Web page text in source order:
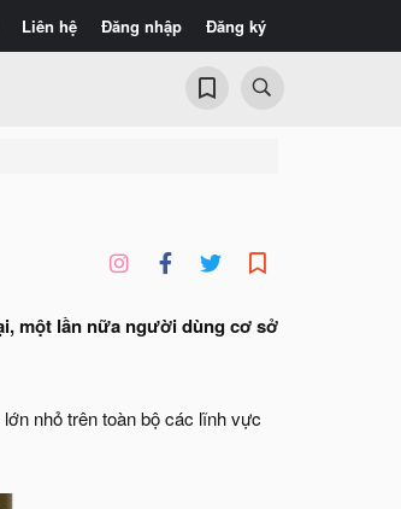
Liên hệ Đăng nhập Đăng ký
một lần nữa người dùng cơ sở
nhỏ trên toàn bộ các lĩnh vực